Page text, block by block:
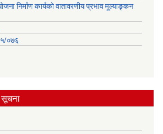
निर्माण कार्यको वातावरणीय प्रभाव मूल्याङ्कन
०७६
सूचना